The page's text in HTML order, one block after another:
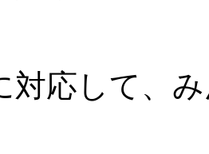
対応して、